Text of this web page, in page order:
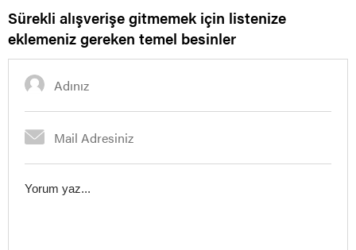
Sürekli alışverişe gitmemek için listenize
eklemeniz gereken temel besinler